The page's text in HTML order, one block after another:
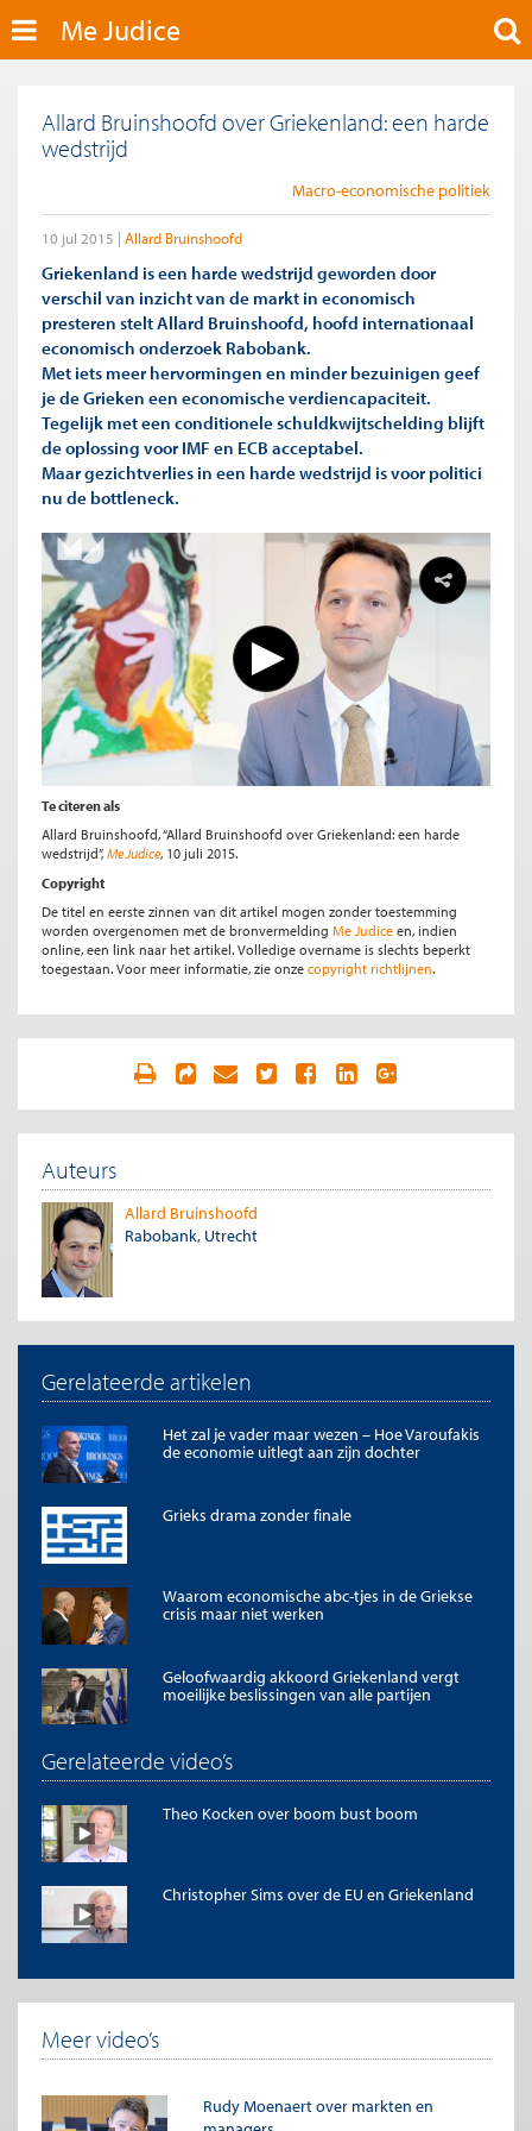
Me Judice
Allard Bruinshoofd over Griekenland: een harde
wedstrijd
Macro-economische politiek
10 jul 2015 Allard Bruinshoofd
Griekenland is een harde wedstrijd geworden door
verschil van inzicht van de markt in economisch
presteren stelt Allard Bruinshoofd, hoofd internationaal
economisch onderzoek Rabobank.
Met iets meer hervormingen en minder bezuinigen geef
je de Grieken een economische verdiencapaciteit.
Tegelijk met een conditionele schuldkwijtschelding blijft
de oplossing voor IMF en ECB acceptabel.
Maar gezichtverlies in een harde wedstrijd is voor politici
nu de bottleneck.
Te citeren als
Allard Bruinshoofd, “Allard Bruinshoofd over Griekenland: een harde
wedstrijd”, Me Judice, 10 juli 2015.
Copyright
De titel en eerste zinnen van dit artikel mogen zonder toestemming
worden overgenomen met de bronvermelding Me Judice en, indien
online, een link naar het artikel. Volledige overname is slechts beperkt
toegestaan. Voor meer informatie, zie onze copyright richtlijnen.
Auteurs
Allard Bruinshoofd
Rabobank, Utrecht
Gerelateerde artikelen
Het zal je vader maar wezen – Hoe Varoufakis
de economie uitlegt aan zijn dochter
Grieks drama zonder finale
Waarom economische abc-tjes in de Griekse
crisis maar niet werken
Geloofwaardig akkoord Griekenland vergt
moeilijke beslissingen van alle partijen
Gerelateerde video’s
Theo Kocken over boom bust boom
Christopher Sims over de EU en Griekenland
Meer video’s
Rudy Moenaert over markten en